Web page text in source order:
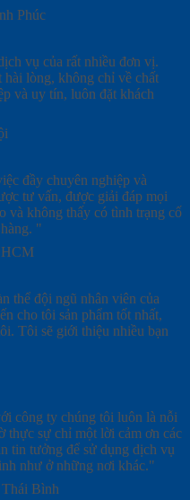
Phúc
vụ của rất nhiều đơn vị.
lòng, không chỉ về chất
và uy tín, luôn đặt khách
đầy chuyên nghiệp và
tư vấn, được giải đáp mọi
và không thấy có tình trạng cố
"
HCM
thể đội ngũ nhân viên của
cho tôi sản phẩm tốt nhất,
Tôi sẽ giới thiệu nhiều bạn
công ty chúng tôi luôn là nỗi
thực sự chỉ một lời cảm ơn các
tin tưởng để sử dụng dịch vụ
như ở những nơi khác."
Bình